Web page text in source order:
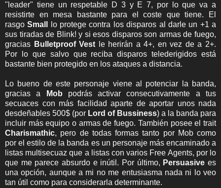
"leader" tiene un respetable D 3 y E 7, por lo que va a
resistirte en mesa bastante para el coste que tiene. El
rasgoSmall
lo protege contra los disparos al darle un +1 a
sus tiradas de Blink! y si esos disparos son armas de fuego,
gracias Bulletproof Vest le herirán a 4+, en vez de a 2+.
Por lo que salvo que reciba disparos telederigidos está
bastante bien protegido en los ataques a distancia.
Lo bueno de este personaje viene al potenciar la banda,
gracias a
Mob podrás activar consecutivamente a tus
secuaces con más facilidad aparte de aportar unos nada
desdeñables 500$ (por Lord of Bussiness) a la banda para
incluir más equipo o armas de fuego. También posee el trait
Charismathic, pero de todas formas tanto por Mob como
por el estilo de la banda es un personaje más encaminado a
listas multisecuaz que a listas con varios Free Agents, por lo
que me parece absurdo e inútil. Por último, Persuasive es
una opción, aunque a mi no me entusiasma nada ni lo veo
tan útil como para considerarla determinante.